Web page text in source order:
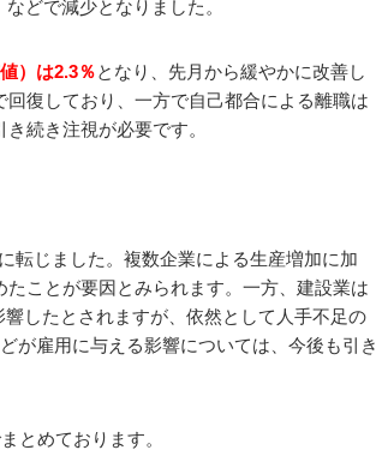
どで減少となりました。
）は2.3％となり、先月から緩やかに改善し
復しており、一方で自己都合による離職は
続き注視が必要です。
転じました。複数企業による生産増加に加
ことが要因とみられます。一方、建設業は
したとされますが、依然として人手不足の
が雇用に与える影響については、今後も引き
とめております。